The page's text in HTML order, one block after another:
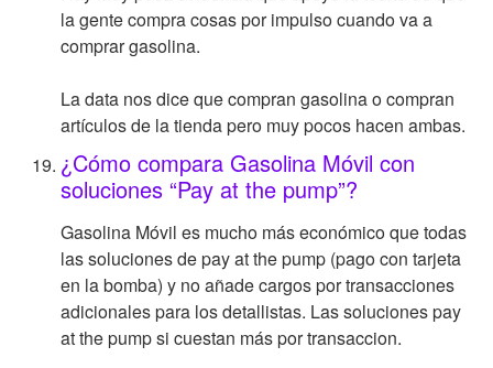
la gente compra cosas por impulso cuando va a
comprar gasolina.
La data nos dice que compran gasolina o compran
artículos de la tienda pero muy pocos hacen ambas.
¿Cómo compara Gasolina Móvil con
soluciones “Pay at the pump”?
Gasolina Móvil es mucho más económico que todas
las soluciones de pay at the pump (pago con tarjeta
en la bomba) y no añade cargos por transacciones
adicionales para los detallistas. Las soluciones pay
at the pump si cuestan más por transaccion.